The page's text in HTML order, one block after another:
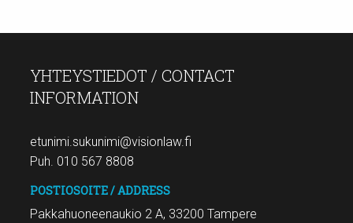
YHTEYSTIEDOT / CONTACT
INFORMATION
etunimi.sukunimi@visionlaw.fi
Puh. 010 567 8808
POSTIOSOITE / ADDRESS
Pakkahuoneenaukio 2 A, 33200 Tampere